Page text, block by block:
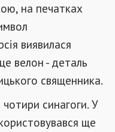
на печатках
виявилася
велон - деталь
священника.
синагоги. У
ще